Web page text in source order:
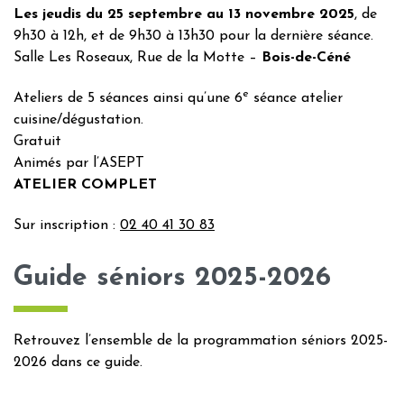
Les jeudis du 25 septembre au 13 novembre 2025, de
9h30 à 12h, et de 9h30 à 13h30 pour la dernière séance.
Salle Les Roseaux, Rue de la Motte –
Bois-de-Céné
Ateliers de 5 séances ainsi qu’une 6e séance atelier
cuisine/dégustation.
Gratuit
Animés par l’ASEPT
ATELIER COMPLET
Sur inscription : 02 40 41 30 83
Guide séniors 2025-2026
Retrouvez l’ensemble de la programmation séniors 2025-
2026 dans ce guide.